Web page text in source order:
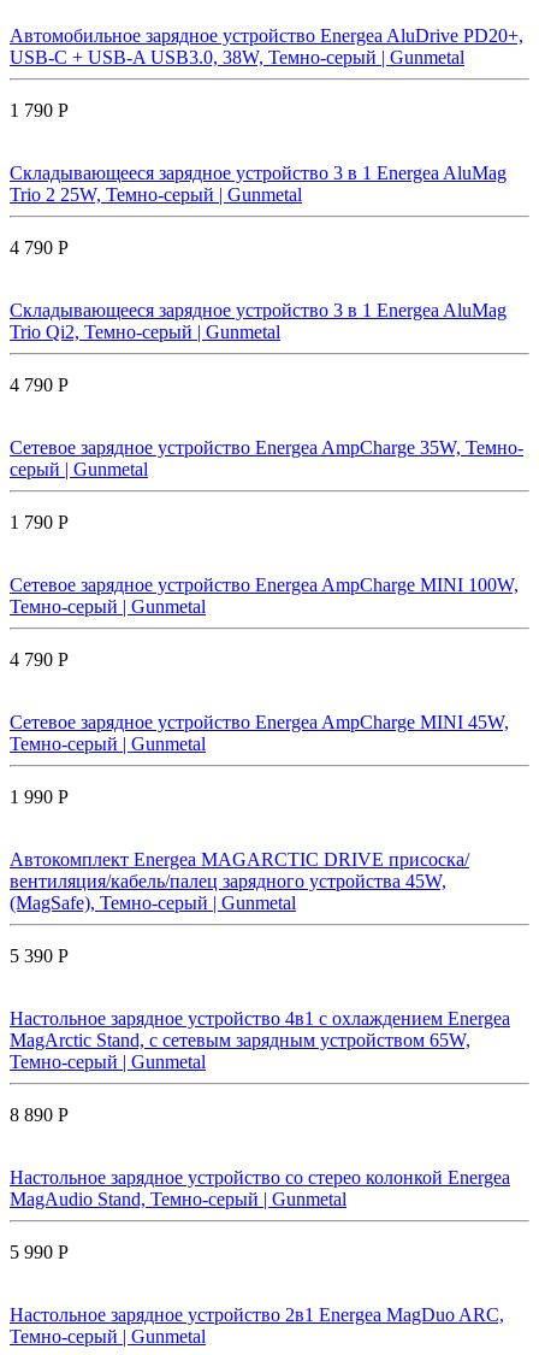
Автомобильное зарядное устройство Energea AluDrive PD20+,
USB-C + USB-A USB3.0, 38W, Темно-серый | Gunmetal
1 790 Р
Складывающееся зарядное устройство 3 в 1 Energea AluMag
Trio 2 25W, Темно-серый | Gunmetal
4 790 Р
Складывающееся зарядное устройство 3 в 1 Energea AluMag
Trio Qi2, Темно-серый | Gunmetal
4 790 Р
Сетевое зарядное устройство Energea AmpCharge 35W, Темно-
серый | Gunmetal
1 790 Р
Сетевое зарядное устройство Energea AmpCharge MINI 100W,
Темно-серый | Gunmetal
4 790 Р
Сетевое зарядное устройство Energea AmpCharge MINI 45W,
Темно-серый | Gunmetal
1 990 Р
Автокомплект Energea MAGARCTIC DRIVE присоска/
вентиляция/кабель/палец зарядного устройства 45W,
(MagSafe), Темно-серый | Gunmetal
5 390 Р
Настольное зарядное устройство 4в1 с охлаждением Energea
MagArctic Stand, с сетевым зарядным устройством 65W,
Темно-серый | Gunmetal
8 890 Р
Настольное зарядное устройство со стерео колонкой Energea
MagAudio Stand, Темно-серый | Gunmetal
5 990 Р
Настольное зарядное устройство 2в1 Energea MagDuo ARC,
Темно-серый | Gunmetal